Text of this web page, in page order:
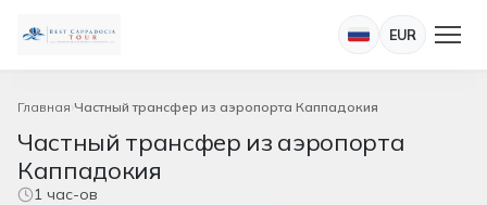
EUR
Главная Частный трансфер из аэропорта Каппадокия
Частный трансфер из аэропорта
Каппадокия
1 час-ов